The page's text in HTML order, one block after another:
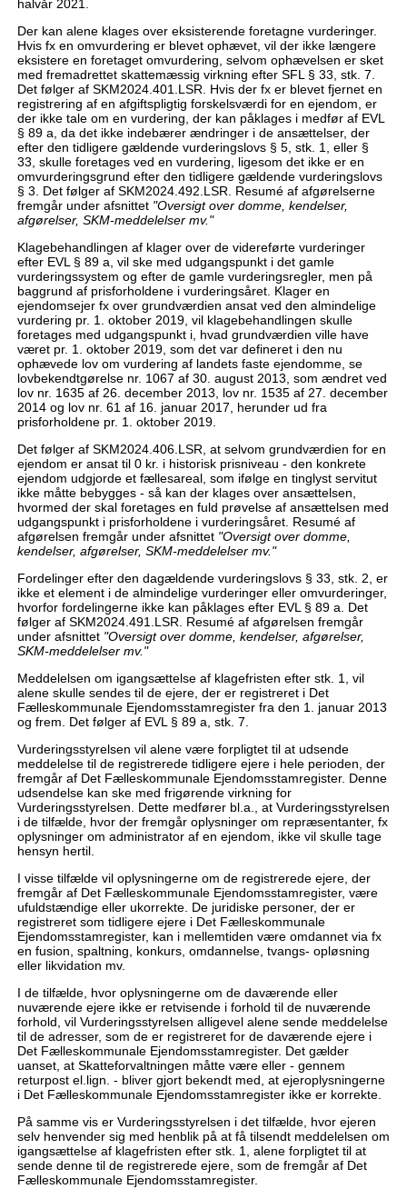
halvår 2021.
Der kan alene klages over eksisterende foretagne vurderinger.
Hvis fx en omvurdering er blevet ophævet, vil der ikke længere
eksistere en foretaget omvurdering, selvom ophævelsen er sket
med fremadrettet skattemæssig virkning efter SFL § 33, stk. 7.
Det følger af SKM2024.401.LSR. Hvis der fx er blevet fjernet en
registrering af en afgiftspligtig forskelsværdi for en ejendom, er
der ikke tale om en vurdering, der kan påklages i medfør af EVL
§ 89 a, da det ikke indebærer ændringer i de ansættelser, der
efter den tidligere gældende vurderingslovs § 5, stk. 1, eller §
33, skulle foretages ved en vurdering, ligesom det ikke er en
omvurderingsgrund efter den tidligere gældende vurderingslovs
§ 3. Det følger af SKM2024.492.LSR. Resumé af afgørelserne
fremgår under afsnittet "Oversigt over domme, kendelser,
afgørelser, SKM-meddelelser mv."
Klagebehandlingen af klager over de videreførte vurderinger
efter EVL § 89 a, vil ske med udgangspunkt i det gamle
vurderingssystem og efter de gamle vurderingsregler, men på
baggrund af prisforholdene i vurderingsåret. Klager en
ejendomsejer fx over grundværdien ansat ved den almindelige
vurdering pr. 1. oktober 2019, vil klagebehandlingen skulle
foretages med udgangspunkt i, hvad grundværdien ville have
været pr. 1. oktober 2019, som det var defineret i den nu
ophævede lov om vurdering af landets faste ejendomme, se
lovbekendtgørelse nr. 1067 af 30. august 2013, som ændret ved
lov nr. 1635 af 26. december 2013, lov nr. 1535 af 27. december
2014 og lov nr. 61 af 16. januar 2017, herunder ud fra
prisforholdene pr. 1. oktober 2019.
Det følger af SKM2024.406.LSR, at selvom grundværdien for en
ejendom er ansat til 0 kr. i historisk prisniveau - den konkrete
ejendom udgjorde et fællesareal, som ifølge en tinglyst servitut
ikke måtte bebygges - så kan der klages over ansættelsen,
hvormed der skal foretages en fuld prøvelse af ansættelsen med
udgangspunkt i prisforholdene i vurderingsåret. Resumé af
afgørelsen fremgår under afsnittet "Oversigt over domme,
kendelser, afgørelser, SKM-meddelelser mv."
Fordelinger efter den dagældende vurderingslovs § 33, stk. 2, er
ikke et element i de almindelige vurderinger eller omvurderinger,
hvorfor fordelingerne ikke kan påklages efter EVL § 89 a. Det
følger af SKM2024.491.LSR. Resumé af afgørelsen fremgår
under afsnittet "Oversigt over domme, kendelser, afgørelser,
SKM-meddelelser mv."
Meddelelsen om igangsættelse af klagefristen efter stk. 1, vil
alene skulle sendes til de ejere, der er registreret i Det
Fælleskommunale Ejendomsstamregister fra den 1. januar 2013
og frem. Det følger af EVL § 89 a, stk. 7.
Vurderingsstyrelsen vil alene være forpligtet til at udsende
meddelelse til de registrerede tidligere ejere i hele perioden, der
fremgår af Det Fælleskommunale Ejendomsstamregister. Denne
udsendelse kan ske med frigørende virkning for
Vurderingsstyrelsen. Dette medfører bl.a., at Vurderingsstyrelsen
i de tilfælde, hvor der fremgår oplysninger om repræsentanter, fx
oplysninger om administrator af en ejendom, ikke vil skulle tage
hensyn hertil.
I visse tilfælde vil oplysningerne om de registrerede ejere, der
fremgår af Det Fælleskommunale Ejendomsstamregister, være
ufuldstændige eller ukorrekte. De juridiske personer, der er
registreret som tidligere ejere i Det Fælleskommunale
Ejendomsstamregister, kan i mellemtiden være omdannet via fx
en fusion, spaltning, konkurs, omdannelse, tvangs‐ opløsning
eller likvidation mv.
I de tilfælde, hvor oplysningerne om de daværende eller
nuværende ejere ikke er retvisende i forhold til de nuværende
forhold, vil Vurderingsstyrelsen alligevel alene sende meddelelse
til de adresser, som de er registreret for de daværende ejere i
Det Fælleskommunale Ejendomsstamregister. Det gælder
uanset, at Skatteforvaltningen måtte være eller - gennem
returpost el.lign. - bliver gjort bekendt med, at ejeroplysningerne
i Det Fælleskommunale Ejendomsstamregister ikke er korrekte.
På samme vis er Vurderingsstyrelsen i det tilfælde, hvor ejeren
selv henvender sig med henblik på at få tilsendt meddelelsen om
igangsættelse af klagefristen efter stk. 1, alene forpligtet til at
sende denne til de registrerede ejere, som de fremgår af Det
Fælleskommunale Ejendomsstamregister.